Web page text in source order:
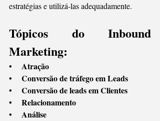
estratégias e utilizá-las adequadamente.
Tópicos do Inbound
Marketing:
•    Atração
•    Conversão de tráfego em Leads
•    Conversão de leads em Clientes
•    Relacionamento
•    Análise